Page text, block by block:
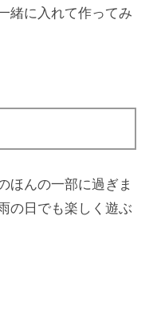
緒に入れて作ってみ
ほんの一部に過ぎま
の日でも楽しく遊ぶ